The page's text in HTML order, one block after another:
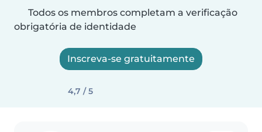
Todos os membros completam a verificação
obrigatória de identidade
Inscreva-se gratuitamente
4,7 / 5